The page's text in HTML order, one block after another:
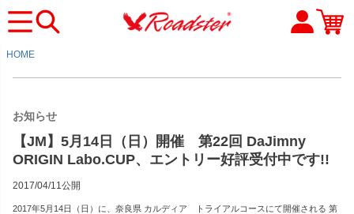
HOME
お知らせ
【JM】5月14日（日）開催 第22回 DaJimny
ORIGIN Labo.CUP、エントリー好評受付中です!!
2017/04/11公開
2017年5月14日（日）に、奈良県 カルディア トライアルコースにて開催される 第